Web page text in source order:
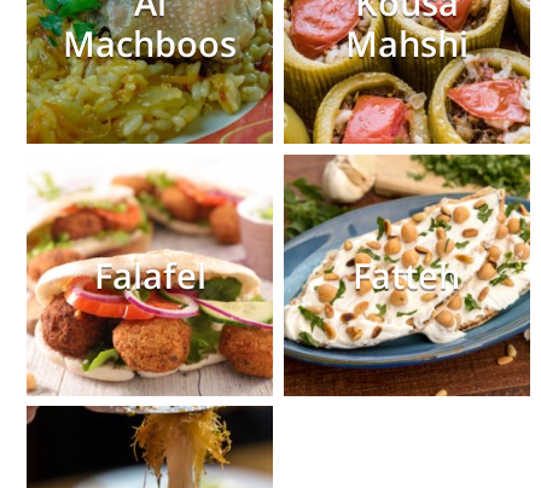
Machboos
Mahshi
Falafel Fatteh